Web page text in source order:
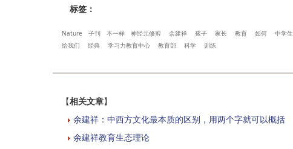
标签：
Nature 子刊 不一样 神经元修剪 余建祥 孩子 家长 教育 如何 中学生
给我们
经典 学习力教育中心 教育部 科学 训练
【相关文章】
余建祥：中西方文化最本质的区别，用两个字就可以概括
余建祥教育生态理论